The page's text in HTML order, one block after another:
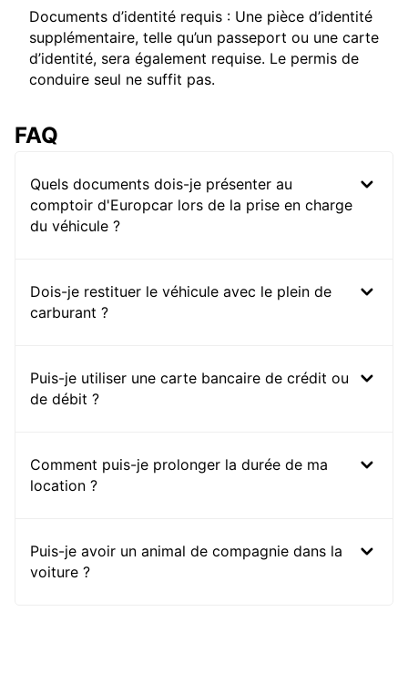
Documents d’identité requis : Une pièce d’identité
supplémentaire, telle qu’un passeport ou une carte
d’identité, sera également requise. Le permis de
conduire seul ne suffit pas.
FAQ
Quels documents dois-je présenter au
comptoir d'Europcar lors de la prise en charge
du véhicule ?
Dois-je restituer le véhicule avec le plein de
carburant ?
Puis-je utiliser une carte bancaire de crédit ou
de débit ?
Comment puis-je prolonger la durée de ma
location ?
Puis-je avoir un animal de compagnie dans la
voiture ?